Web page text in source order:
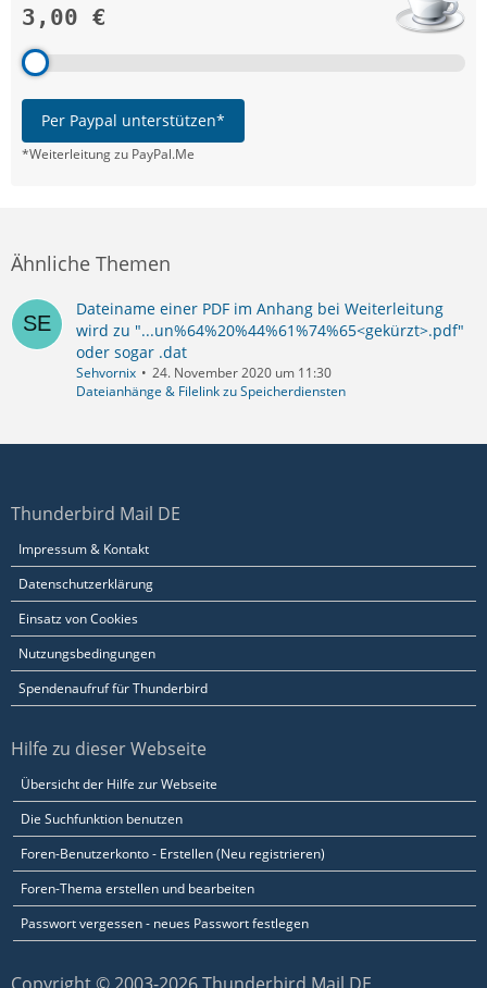
3,00 €
Per Paypal unterstützen*
*Weiterleitung zu PayPal.Me
Ähnliche Themen
Dateiname einer PDF im Anhang bei Weiterleitung
wird zu "...un%64%20%44%61%74%65<gekürzt>.pdf"
oder sogar .dat
Sehvornix
24. November 2020 um 11:30
Dateianhänge & Filelink zu Speicherdiensten
Thunderbird Mail DE
Impressum & Kontakt
Datenschutzerklärung
Einsatz von Cookies
Nutzungsbedingungen
Spendenaufruf für Thunderbird
Hilfe zu dieser Webseite
Übersicht der Hilfe zur Webseite
Die Suchfunktion benutzen
Foren-Benutzerkonto - Erstellen (Neu registrieren)
Foren-Thema erstellen und bearbeiten
Passwort vergessen - neues Passwort festlegen